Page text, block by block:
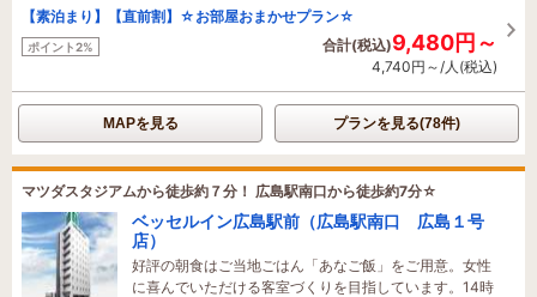
【素泊まり】【直前割】☆お部屋おまかせプラン☆
ポイント2% 合計(税込)9,480円～
4,740円～/人(税込)
MAPを見る プランを見る(78件)
マツダスタジアムから徒歩約７分！ 広島駅南口から徒歩約7分☆
ベッセルイン広島駅前（広島駅南口 広島１号
店）
好評の朝食はご当地ごはん「あなご飯」をご用意。女性
に喜んでいただける客室づくりを目指しています。14時